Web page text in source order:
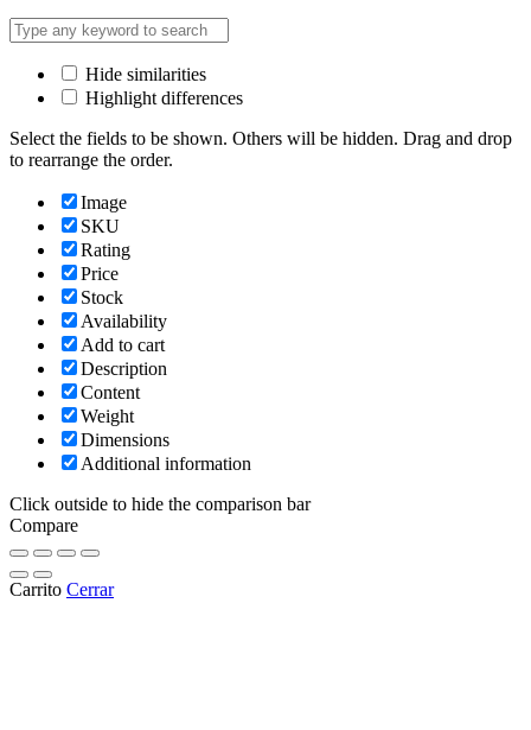
Hide similarities
Highlight differences
Select the fields to be shown. Others will be hidden. Drag and drop
to rearrange the order.
Image
SKU
Rating
Price
Stock
Availability
Add to cart
Description
Content
Weight
Dimensions
Additional information
Click outside to hide the comparison bar
Compare
Carrito Cerrar